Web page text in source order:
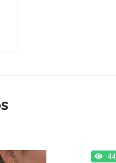
44